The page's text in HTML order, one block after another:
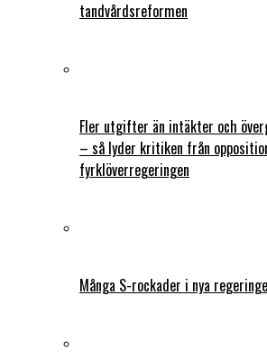
tandvårdsreformen
Fler utgifter än intäkter och
– så lyder kritiken från
fyrklöverregeringen
Många S-rockader i nya